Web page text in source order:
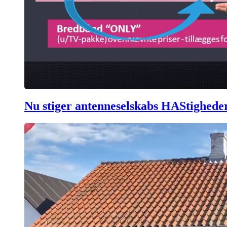
Nu stiger antenneselskabs